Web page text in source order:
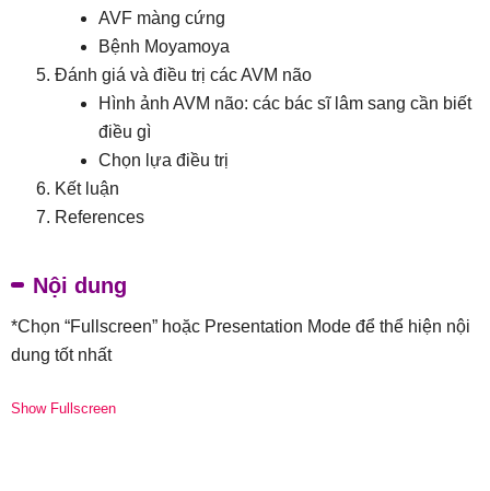
AVF màng cứng
Bệnh Moyamoya
Đánh giá và điều trị các AVM não
Hình ảnh AVM não: các bác sĩ lâm sang cần biết
điều gì
Chọn lựa điều trị
Kết luận
References
Nội dung
*Chọn “Fullscreen” hoặc Presentation Mode để thể hiện nội
dung tốt nhất
Show Fullscreen